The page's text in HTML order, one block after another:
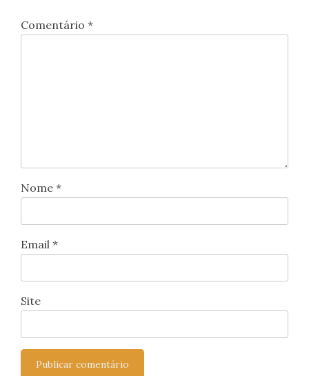
Comentário *
Nome *
Email *
Site